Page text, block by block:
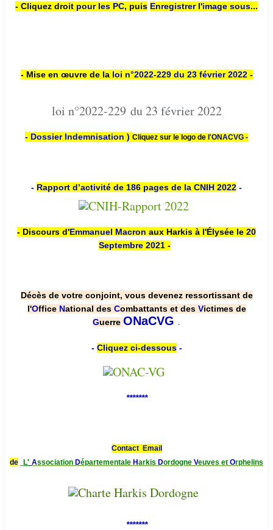
- Cliquez droit pour les PC, puis Enregistrer l'image sous...
- Mise en œuvre de la loi n°2022-229 du 23 février 2022 -
loi n°2022-229 du 23 février 2022
- Dossier Indemnisation ) Cliquez sur le logo de l'ONACVG -
- Rapport d’activité de 186 pages de la CNIH 2022 -
- Discours d'Emmanuel Macron aux Harkis à l'Élysée le 20
Septembre 2021 -
Décès de votre conjoint, vous devenez ressortissant de
l'Office National des Combattants et des Victimes de
Guerre ONaCVG .
- Cliquez ci-dessous-
*******
Contact Email
de L' Association Départementale Harkis Dordogne Veuves et Orphelins
*******